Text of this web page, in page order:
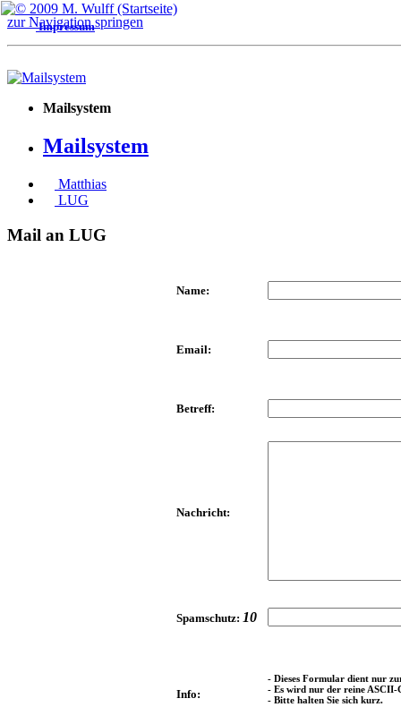
zur Navigation springen
Mailsystem
Mailsystem
Matthias
LUG
Mail an LUG
Name:
Email:
Betreff:
Nachricht:
Spamschutz: 10
Info:
- Dieses Formular dient nur
- Es wird nur der reine ASCII-
- Bitte halten Sie sich kurz.
Impressum